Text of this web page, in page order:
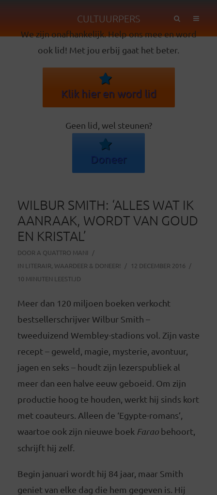
CULTUURPERS
We zijn onafhankelijk. Help ons mee en word
ook lid! Met jou erbij gaat het beter.
Klik hier en word lid
Geen lid, wel steunen?
Doneer
WILBUR SMITH: ‘ALLES WAT IK
AANRAAK, WORDT VAN GOUD
EN KRISTAL’
DOOR A QUATTRO MANI
IN LITERAIR, WAARDEER & DONEER!
12 DECEMBER 2016
10 MINUTEN LEESTIJD
Meer dan 120 miljoen boeken verkocht
bestsellerschrijver Wilbur Smith –
tweeduizend Wembley-stadions vol. Zijn vaste
recept – geweld, magie, mysterie, avontuur,
jagen en seks – houdt zijn lezerspubliek al
meer dan een halve eeuw geboeid. Om zijn
productie hoog te houden, werkt hij sinds kort
met coauteurs. Alleen de ‘Egypte-romans’,
waartoe ook zijn nieuwe boek Faraobehoort,
schrijft hij zelf.
Begin januari wordt hij 84 jaar, maar Smith
geniet van elke dag die hem gegeven is. Hij